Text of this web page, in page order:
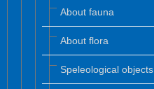
About fauna
About flora
Speleological objects